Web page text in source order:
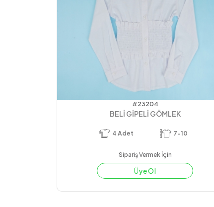
#23204
BELİ GİPELİ GÖMLEK
4 Adet 7-10
Sipariş Vermek İçin
Üye Ol